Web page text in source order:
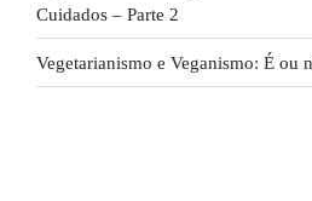
Cuidados – Parte 2
Vegetarianismo e Veganismo: É ou